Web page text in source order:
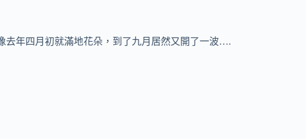
去年四月初就滿地花朵，到了九月居然又開了一波….